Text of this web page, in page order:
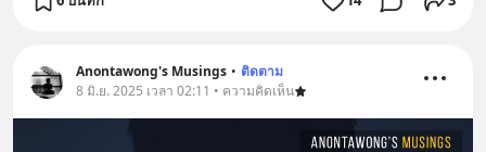
Anontawong's Musings • ติดตาม
8 มิ.ย. 2025 เวลา 02:11 • ความคิดเห็น